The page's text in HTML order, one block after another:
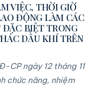
VIỆC, THỜI GIỜ
ĐỘNG LÀM CÁC
BIỆT TRONG
DẦU KHÍ TRÊN
CP ngày 12 tháng 11
chức năng, nhiệm